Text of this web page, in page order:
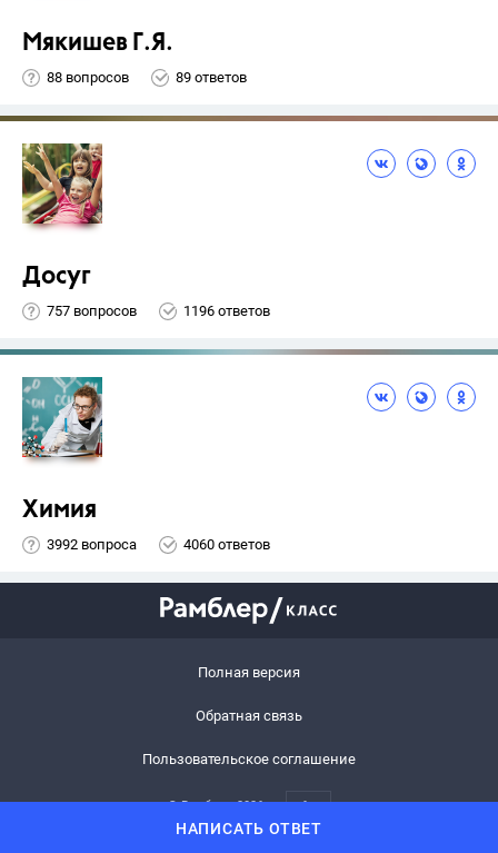
НАПИСАТЬ ОТВЕТ
Мякишев Г.Я.
88 вопросов 89 ответов
Досуг
757 вопросов 1196 ответов
Химия
3992 вопроса 4060 ответов
Полная версия
Обратная связь
Пользовательское соглашение
© Рамблер,2026 6+